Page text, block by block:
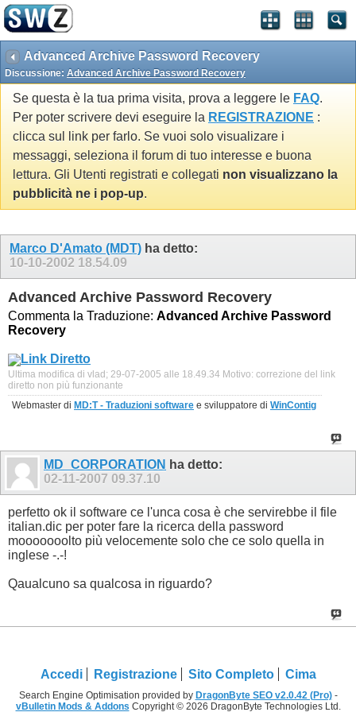
Advanced Archive Password Recovery
Discussione: Advanced Archive Password Recovery
Se questa è la tua prima visita, prova a leggere le FAQ.
Per poter scrivere devi eseguire la REGISTRAZIONE :
clicca sul link per farlo. Se vuoi solo visualizare i
messaggi, seleziona il forum di tuo interesse e buona
lettura. Gli Utenti registrati e collegati non visualizzano la
pubblicità ne i pop-up.
Marco D'Amato (MDT) ha detto:
10-10-2002 18.54.09
Advanced Archive Password Recovery
Commenta la Traduzione: Advanced Archive Password
Recovery
Link Diretto
Ultima modifica di vlad; 29-07-2005 alle 18.49.34 Motivo: correzione del link
diretto non più funzionante
Webmaster di MD:T - Traduzioni software e sviluppatore di WinContig
MD_CORPORATION ha detto:
02-11-2007 09.37.10
perfetto ok il software ce l'unca cosa è che servirebbe il file
italian.dic per poter fare la ricerca della password
mooooooolto più velocemente solo che ce solo quella in
inglese -.-!
Qaualcuno sa qualcosa in riguardo?
Accedi Registrazione Sito Completo Cima
Search Engine Optimisation provided by DragonByte SEO v2.0.42 (Pro)-
vBulletin Mods & Addons Copyright © 2026 DragonByte Technologies Ltd.